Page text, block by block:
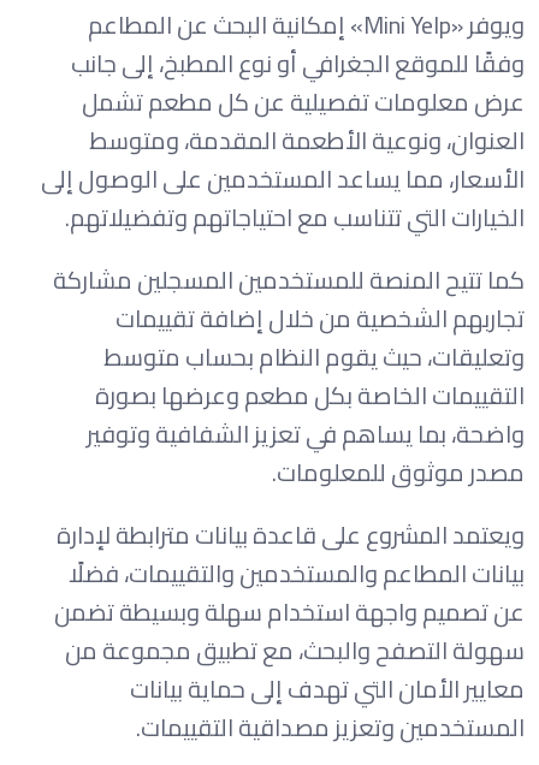
ويوفر «Mini Yelp» إمكانية البحث عن المطاعم
وفقًا للموقع الجغرافي أو نوع المطبخ، إلى جانب
عرض معلومات تفصيلية عن كل مطعم تشمل
العنوان، ونوعية الأطعمة المقدمة، ومتوسط
الأسعار، مما يساعد المستخدمين على الوصول إلى
الخيارات التي تتناسب مع احتياجاتهم وتفضيلاتهم.
كما تتيح المنصة للمستخدمين المسجلين مشاركة
تجاربهم الشخصية من خلال إضافة تقييمات
وتعليقات، حيث يقوم النظام بحساب متوسط
التقييمات الخاصة بكل مطعم وعرضها بصورة
واضحة، بما يساهم في تعزيز الشفافية وتوفير
مصدر موثوق للمعلومات.
ويعتمد المشروع على قاعدة بيانات مترابطة لإدارة
بيانات المطاعم والمستخدمين والتقييمات، فضلًا
عن تصميم واجهة استخدام سهلة وبسيطة تضمن
سهولة التصفح والبحث، مع تطبيق مجموعة من
معايير الأمان التي تهدف إلى حماية بيانات
المستخدمين وتعزيز مصداقية التقييمات.